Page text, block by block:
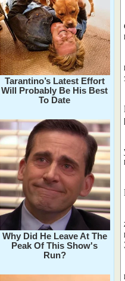
Tarantino’s Latest Effort
Will Probably Be His Best
To Date
Why Did He Leave At The
Peak Of This Show's
Run?